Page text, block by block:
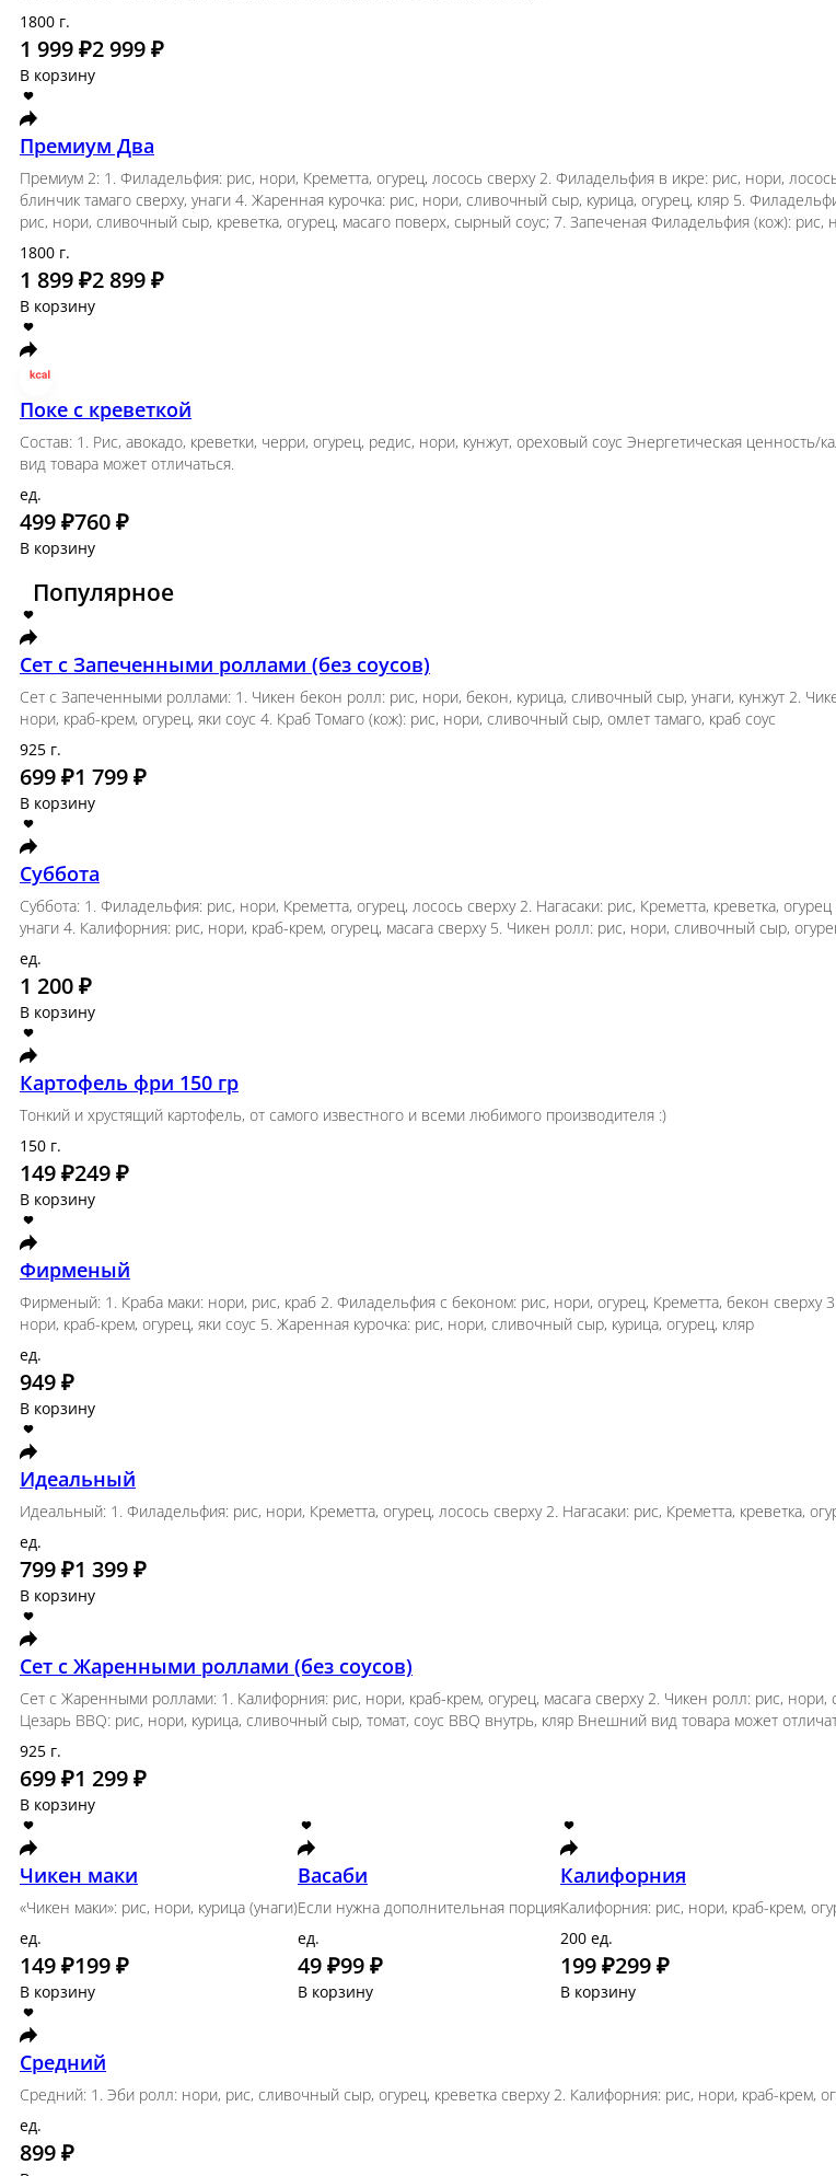
Премиум Один
Премиум 1: 1. Филадельфия: рис, нори, Креметта, огурец, лосось сверху 2.
сливочный сыр, огурец, креветка сверху 4. Калифорния ХОТ: рис, нори, краб-крем,
нори, огурец, лосось, сырный соус
1800 г.
1 999 ₽2 999 ₽
В корзину
Премиум Два
Премиум 2: 1. Филадельфия: рис, нори, Креметта, огурец, лосось сверху 2.
5. Филадельфия ХОТ: рис, нори, сливочный сыр, лосось, огурец, кляр 6. Запеченая
масаго поверх, сырный соус; 7. Запеченая Филадельфия (кож): рис, нори, огурец,
1800 г.
1 899 ₽2 899 ₽
В корзину
Поке с креветкой
Состав: 1. Рис, авокадо, креветки, черри, огурец, редис, нори, кунжут, ореховый
- 11, 03г Углеводы - 48, 8г Белок - 20, 24г Внешний вид товара может
ед.
499 ₽760 ₽
В корзину
Популярное
Сет с Запеченными роллами: 1. Чикен бекон ролл: рис, нори, бекон, курица,
огурец, курица, кунжут 3. Запеченая Калифорния (кож): рис, нори, краб-крем,
тамаго, краб соус
925 г.
699 ₽1 799 ₽
В корзину
Суббота
Суббота: 1. Филадельфия: рис, нори, Креметта, огурец, лосось сверху 2. Нагасаки:
сливочный сыр, курица, огурец, блинчик тамаго сверху, унаги 4. Калифорния: рис,
сливочный сыр, огурец, курица, кунжут 6. Филадельфия ХОТ: рис, нори, сливочный сыр,
1 200 ₽
В корзину
Картофель фри 150 гр
Тонкий и хрустящий картофель, от самого известного и всеми любимого производителя :)
150 г.
149 ₽ 249 ₽
В корзину
Фирменый: 1. Краба маки: нори, рис, краб 2. Филадельфия с беконом: рис, нори,
огурец, масага сверху 4. Запеченая Калифорния (кож): рис, нори, краб-крем, огурец,
огурец, кляр
ед.
949 ₽
В корзину
Идеальный
Идеальный: 1. Филадельфия: рис, нори, Креметта, огурец, лосось сверху 2.
сливочный сыр, креветка, огурец, кляр
ед.
799 ₽
В корзину
Сет с Жаренными роллами (без соусов)
Сет с Жаренными роллами: 1. Калифорния: рис, нори, краб-крем, огурец, масага
товара может отличаться.
925 г.
699 ₽ 1 299 ₽
В корзину
Чикен маки
«Чикен маки»: рис, нори, курица (унаги)
ед.